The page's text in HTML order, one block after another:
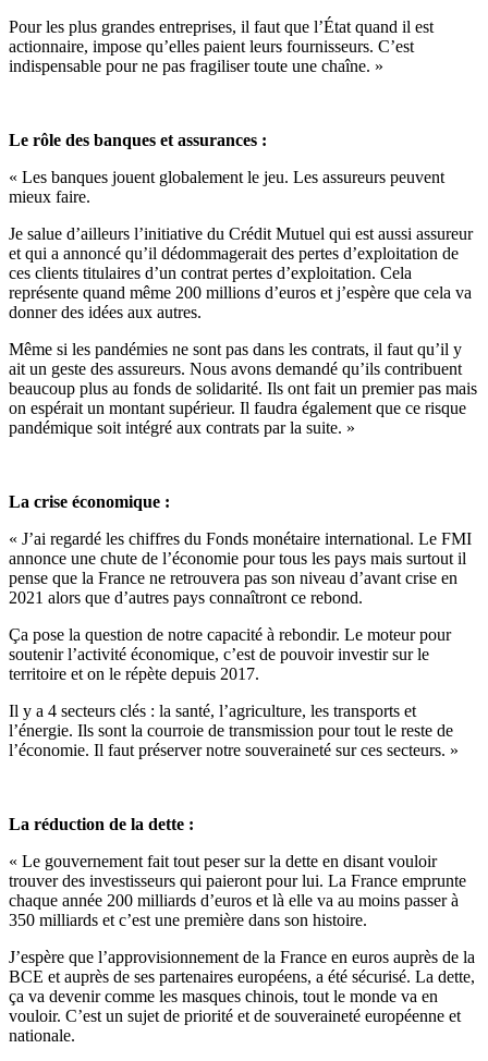
Pour les plus grandes entreprises, il faut que l’État quand il est
actionnaire, impose qu’elles paient leurs fournisseurs. C’est
indispensable pour ne pas fragiliser toute une chaîne. »
Le rôle des banques et assurances :
« Les banques jouent globalement le jeu. Les assureurs peuvent
mieux faire.
Je salue d’ailleurs l’initiative du Crédit Mutuel qui est aussi assureur
et qui a annoncé qu’il dédommagerait des pertes d’exploitation de
ces clients titulaires d’un contrat pertes d’exploitation. Cela
représente quand même 200 millions d’euros et j’espère que cela va
donner des idées aux autres.
Même si les pandémies ne sont pas dans les contrats, il faut qu’il y
ait un geste des assureurs. Nous avons demandé qu’ils contribuent
beaucoup plus au fonds de solidarité. Ils ont fait un premier pas mais
on espérait un montant supérieur. Il faudra également que ce risque
pandémique soit intégré aux contrats par la suite. »
La crise économique :
« J’ai regardé les chiffres du Fonds monétaire international. Le FMI
annonce une chute de l’économie pour tous les pays mais surtout il
pense que la France ne retrouvera pas son niveau d’avant crise en
2021 alors que d’autres pays connaîtront ce rebond.
Ça pose la question de notre capacité à rebondir. Le moteur pour
soutenir l’activité économique, c’est de pouvoir investir sur le
territoire et on le répète depuis 2017.
Il y a 4 secteurs clés : la santé, l’agriculture, les transports et
l’énergie. Ils sont la courroie de transmission pour tout le reste de
l’économie. Il faut préserver notre souveraineté sur ces secteurs. »
La réduction de la dette :
« Le gouvernement fait tout peser sur la dette en disant vouloir
trouver des investisseurs qui paieront pour lui. La France emprunte
chaque année 200 milliards d’euros et là elle va au moins passer à
350 milliards et c’est une première dans son histoire.
J’espère que l’approvisionnement de la France en euros auprès de la
BCE et auprès de ses partenaires européens, a été sécurisé. La dette,
ça va devenir comme les masques chinois, tout le monde va en
vouloir. C’est un sujet de priorité et de souveraineté européenne et
nationale.